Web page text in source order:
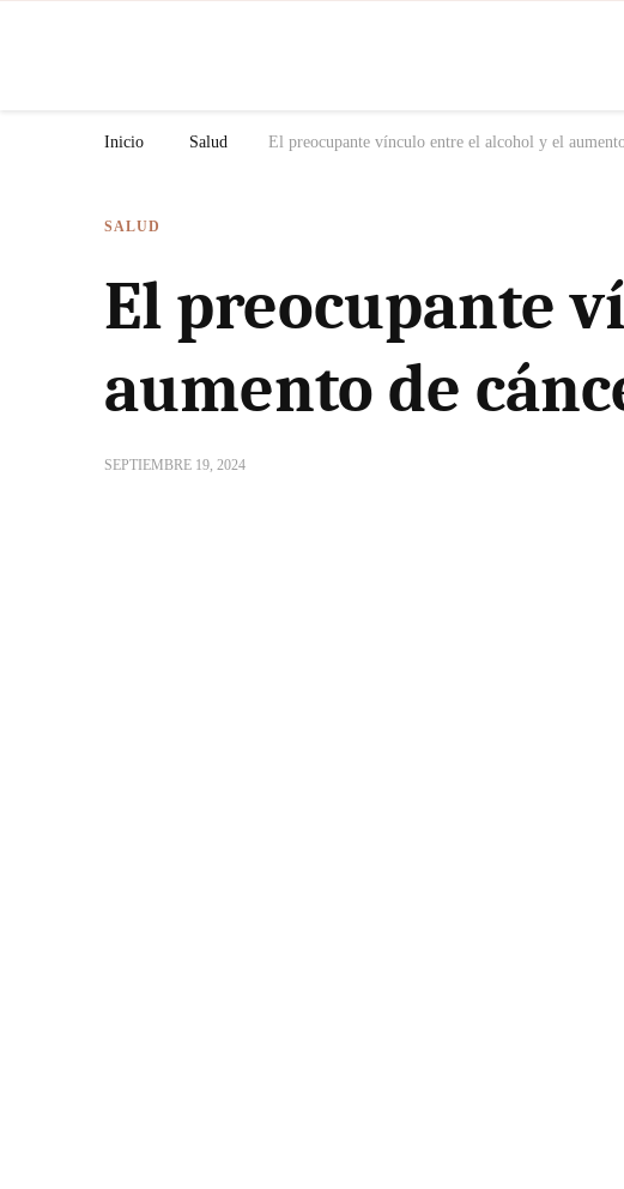
Inicio Salud El preocupante vínculo entre el alcohol y el
SALUD
El preocupante
aumento de
SEPTIEMBRE 19, 2024